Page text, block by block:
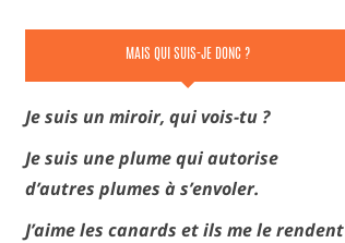
MAIS QUI SUIS-JE DONC ?
Je suis un miroir, qui vois-tu ?
Je suis une plume qui autorise
d’autres plumes à s’envoler.
J’aime les canards et ils me le rendent